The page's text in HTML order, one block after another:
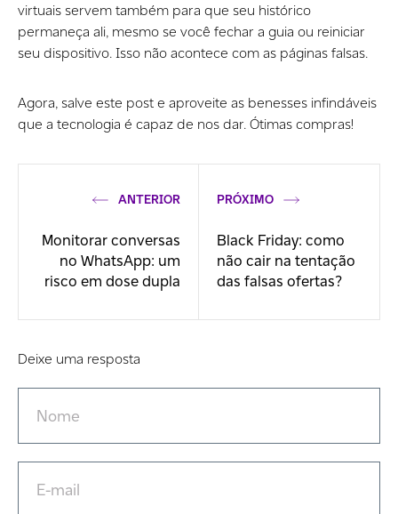
virtuais servem também para que seu histórico
permaneça ali, mesmo se você fechar a guia ou reiniciar
seu dispositivo. Isso não acontece com as páginas falsas.
Agora, salve este post e aproveite as benesses infindáveis
que a tecnologia é capaz de nos dar. Ótimas compras!
ANTERIOR
Monitorar conversas
no WhatsApp: um
risco em dose dupla
PRÓXIMO
Black Friday: como
não cair na tentação
das falsas ofertas?
Deixe uma resposta